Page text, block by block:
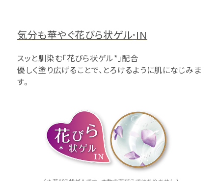
気分も華やぐ花びら状ゲル* IN
スッと馴染む「花びら状ゲル*」配合
優しく塗り広げることで、とろけるように肌になじみま
す。